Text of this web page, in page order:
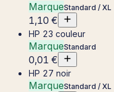
MarqueStandard / XL
1,10 €
HP 23 couleur
MarqueStandard
0,01 €
HP 27 noir
MarqueStandard / XL